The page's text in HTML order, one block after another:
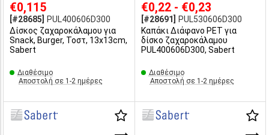
€0,115
[#28685]
PUL400606D300
Δίσκος ζαχαροκάλαμου για
Snack, Burger, Τοστ, 13x13cm,
Sabert
Διαθέσιμο
Αποστολή σε 1-2 ημέρες
€0,22 - €0,23
[#28691]
PUL530606D300
Καπάκι Διάφανο PET για
δίσκο ζαχαροκάλαμου
PUL400606D300, Sabert
Διαθέσιμο
Αποστολή σε 1-2 ημέρες